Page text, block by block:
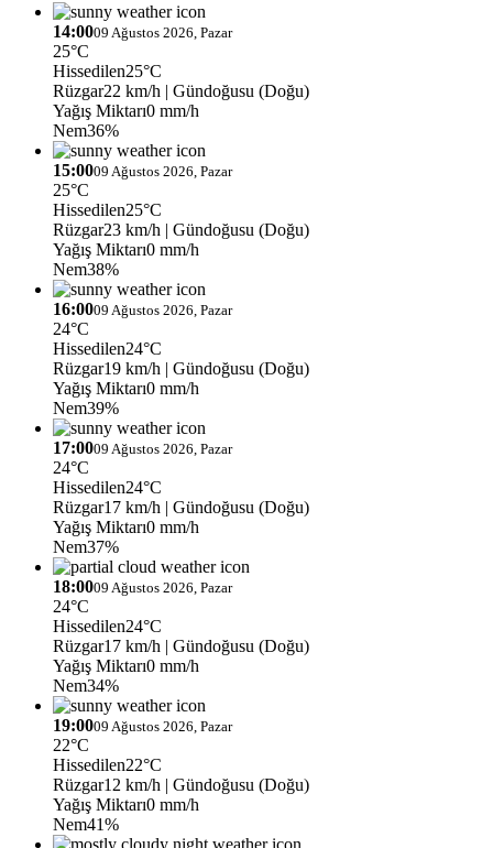
14:0009 Ağustos 2026, Pazar
25°C
Hissedilen25°C
Rüzgar22 km/h | Gündoğusu (Doğu)
Yağış Miktarı0 mm/h
Nem36%
15:0009 Ağustos 2026, Pazar
25°C
Hissedilen25°C
Rüzgar23 km/h | Gündoğusu (Doğu)
Yağış Miktarı0 mm/h
Nem38%
16:0009 Ağustos 2026, Pazar
24°C
Hissedilen24°C
Rüzgar19 km/h | Gündoğusu (Doğu)
Yağış Miktarı0 mm/h
Nem39%
17:0009 Ağustos 2026, Pazar
24°C
Hissedilen24°C
Rüzgar17 km/h | Gündoğusu (Doğu)
Yağış Miktarı0 mm/h
Nem37%
18:0009 Ağustos 2026, Pazar
24°C
Hissedilen24°C
Rüzgar17 km/h | Gündoğusu (Doğu)
Yağış Miktarı0 mm/h
Nem34%
19:0009 Ağustos 2026, Pazar
22°C
Hissedilen22°C
Rüzgar12 km/h | Gündoğusu (Doğu)
Yağış Miktarı0 mm/h
Nem41%